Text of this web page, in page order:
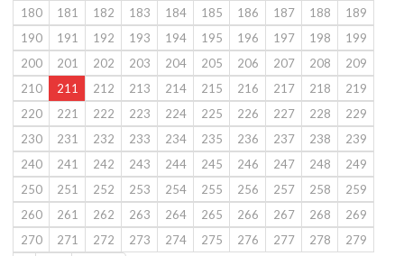
180
181 182 183 184 185 186 187 188
189
190
191 192 193 194 195 196 197 198
199
200
201 202 203 204 205 206 207 208
209
210
211 212 213 214 215 216 217 218
219
220
221 222 223 224 225 226 227 228
229
230
231 232 233 234 235 236 237 238
239
240
241 242 243 244 245 246 247 248
249
250
251 252 253 254 255 256 257 258
259
260
261 262 263 264 265 266 267 268
269
270
271 272 273 274 275 276 277 278
279